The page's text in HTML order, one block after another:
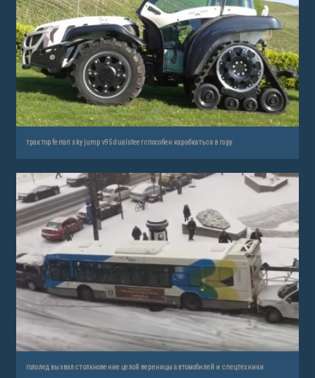
трактор ferrari sky jump v95 dualsteer способен карабкаться в гору
гололед вызвал столкновение целой вереницы автомобилей и спецтехники